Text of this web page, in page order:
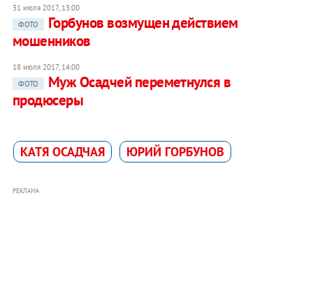
31 июля 2017, 13:00
ФОТО
Горбунов возмущен действием
мошенников
18 июля 2017, 14:00
ФОТО
Муж Осадчей переметнулся в
продюсеры
КАТЯ ОСАДЧАЯ ЮРИЙ ГОРБУНОВ
РЕКЛАМА